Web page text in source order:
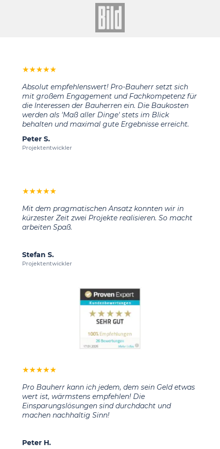
★★★★★
Absolut empfehlenswert! Pro-Bauherr setzt sich
mit großem Engagement und Fachkompetenz für
die Interessen der Bauherren ein. Die Baukosten
werden als 'Maß aller Dinge' stets im Blick
behalten und maximal gute Ergebnisse erreicht.
Peter S.
Projektentwickler
★★★★★
Mit dem pragmatischen Ansatz konnten wir in
kürzester Zeit zwei Projekte realisieren. So macht
arbeiten Spaß.
Stefan S.
Projektentwickler
★★★★★
Pro Bauherr kann ich jedem, dem sein Geld etwas
wert ist, wärmstens empfehlen! Die
Einsparungslösungen sind durchdacht und
machen nachhaltig Sinn!
Peter H.